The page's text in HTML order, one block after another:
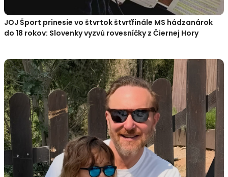
JOJ Šport prinesie vo štvrtok štvrťfinále MS hádzanárok
do 18 rokov: Slovenky vyzvú rovesníčky z Čiernej Hory